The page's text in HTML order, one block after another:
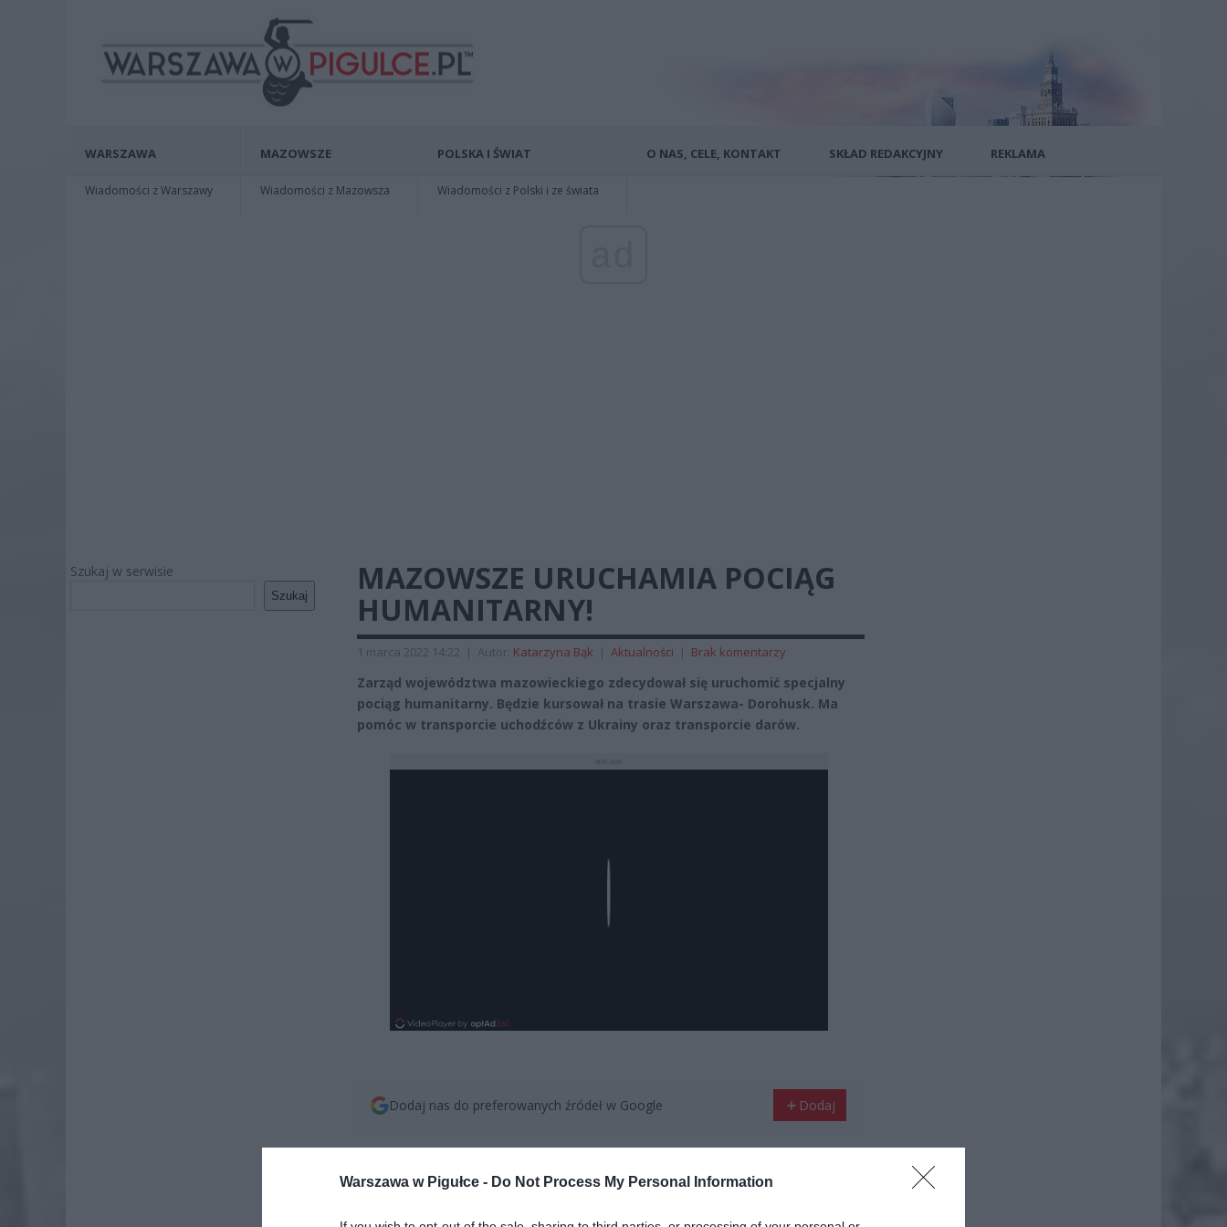
Warszawa w Pigułce - Do Not Process My Personal Information
WARSZAWA
Wiadomości z Warszawy
MAZOWSZE
Wiadomości z Mazowsza
POLSKA I ŚWIAT
Wiadomości z Polski i ze świata
O NAS, CELE, KONTAKT SKŁAD REDAKCYJNY REKLAMA
Szukaj w serwisie
Szukaj
MAZOWSZE URUCHAMIA POCIĄG
HUMANITARNY!
1 marca 2022 14:22 | Autor: Katarzyna Bąk | Aktualności | Brak komentarzy
Zarząd województwa mazowieckiego zdecydował się uruchomić specjalny
pociąg humanitarny. Będzie kursował na trasie Warszawa- Dorohusk. Ma
pomóc w transporcie uchodźców z Ukrainy oraz transporcie darów.
Dodaj nas do preferowanych źródeł w Google Dodaj